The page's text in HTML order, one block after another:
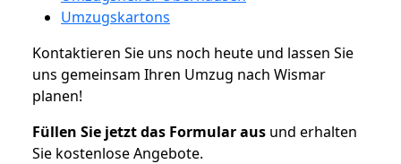
Umzugskartons
Kontaktieren Sie uns noch heute und lassen Sie
uns gemeinsam Ihren Umzug nach Wismar
planen!
Füllen Sie jetzt das Formular aus und erhalten
Sie kostenlose Angebote.